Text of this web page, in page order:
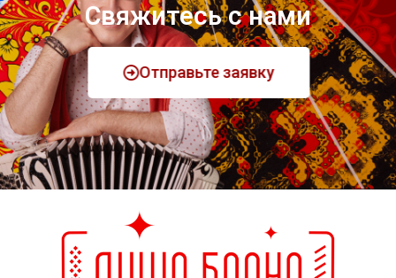
Свяжитесь с нами
Отправьте заявку